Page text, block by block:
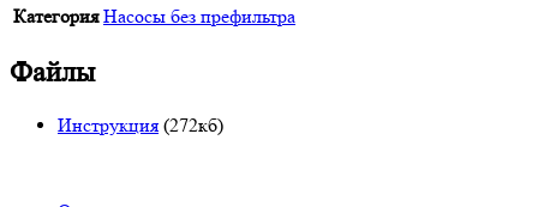
Категория Насосы без префильтра
Файлы
Инструкция (272кб)